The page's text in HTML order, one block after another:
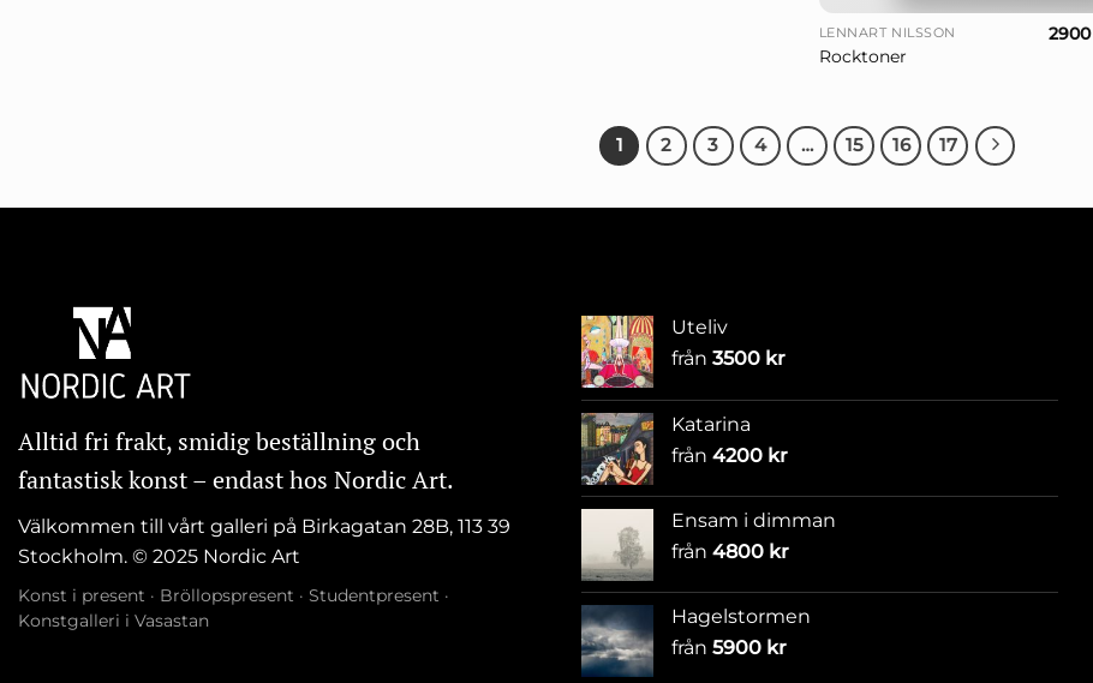
LENNART NILSSON
Rocktoner
2900
1 2 3 4 … 15 16 17
Alltid fri frakt, smidig beställning och
fantastisk konst – endast hos Nordic Art.
Välkommen till vårt galleri på Birkagatan 28B, 113 39
Stockholm. © 2025 Nordic Art
Konst i present · Bröllopspresent · Studentpresent ·
Konstgalleri i Vasastan
Uteliv
från 3500 kr
Katarina
från 4200 kr
Ensam i dimman
från 4800 kr
Hagelstormen
från 5900 kr